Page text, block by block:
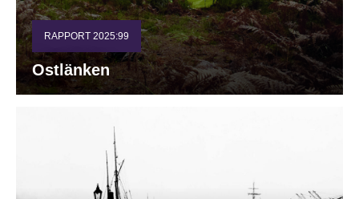
RAPPORT 2025:99
Ostlänken